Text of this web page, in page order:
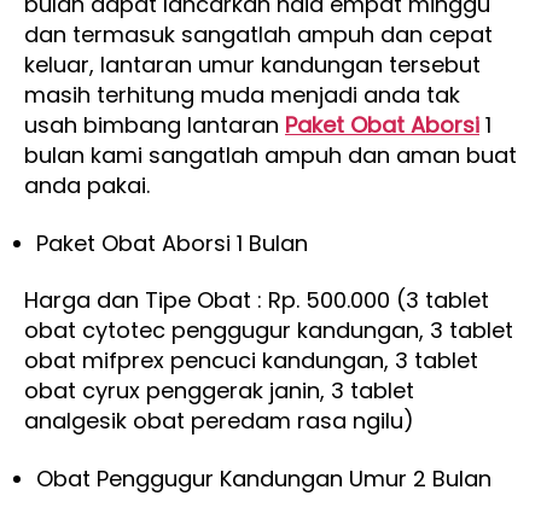
dan termasuk sangatlah ampuh dan cepat
keluar, lantaran umur kandungan tersebut
masih terhitung muda menjadi anda tak
usah bimbang lantaran Paket Obat Aborsi 1
bulan kami sangatlah ampuh dan aman buat
anda pakai.
Paket Obat Aborsi 1 Bulan
Harga dan Tipe Obat : Rp. 500.000 (3 tablet
obat cytotec penggugur kandungan, 3 tablet
obat mifprex pencuci kandungan, 3 tablet
obat cyrux penggerak janin, 3 tablet
analgesik obat peredam rasa ngilu)
Obat Penggugur Kandungan Umur 2 Bulan